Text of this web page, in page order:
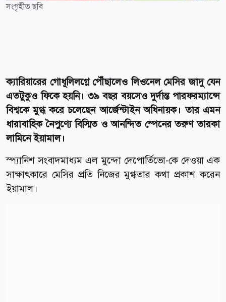
সংগৃহীত ছবি
ক্যারিয়ারের গোধূলিলগ্নে পৌঁছালেও লিওনেল মেসির জাদু যেন
এতটুকুও ফিকে হয়নি। ৩৯ বছর বয়সেও দুর্দান্ত পারফরম্যান্সে
বিশ্বকে মুগ্ধ করে চলেছেন আর্জেন্টাইন অধিনায়ক। তার এমন
ধারাবাহিক নৈপুণ্যে বিস্মিত ও আনন্দিত স্পেনের তরুণ তারকা
লামিনে ইয়ামাল।
স্প্যানিশ সংবাদমাধ্যম এল মুন্দো দেপোর্তিভো-কে দেওয়া এক
সাক্ষাৎকারে মেসির প্রতি নিজের মুগ্ধতার কথা প্রকাশ করেন
ইয়ামাল।